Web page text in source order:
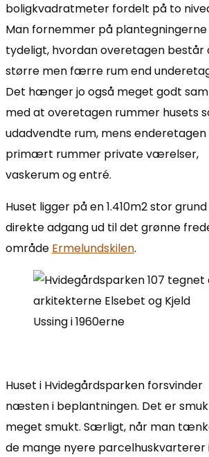
boligkvadratmeter fordelt på to
Man fornemmer på plantegningerne
tydeligt, hvordan overetagen består
større men færre rum end
Det hænger jo også meget godt
med at overetagen rummer husets
udadvendte rum, mens enderetagen
primært rummer private værelser,
vaskerum og entré.
Huset ligger på en 1.410m2 stor
direkte adgang ud til det grønne
område Ermelundskilen.
Huset i Hvidegårdsparken forsvinder
næsten i beplantningen. Det er
meget smukt. Særligt, når man
de mange nyere parcelhuskvarterer